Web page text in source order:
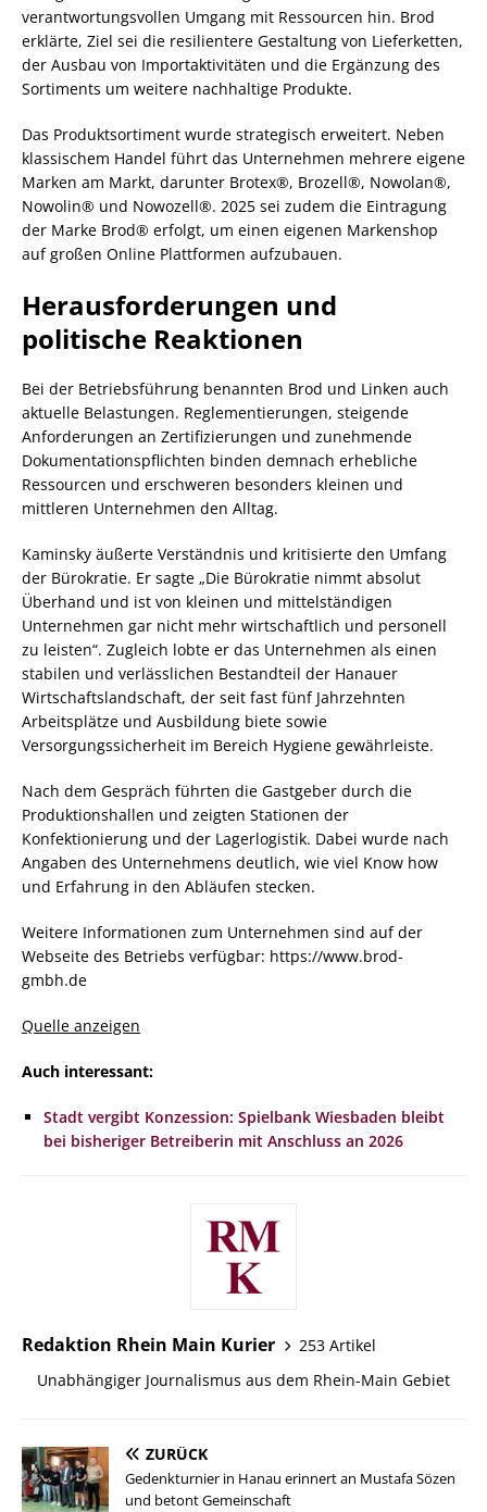
verantwortungsvollen Umgang mit Ressourcen hin. Brod
erklärte, Ziel sei die resilientere Gestaltung von Lieferketten,
der Ausbau von Importaktivitäten und die Ergänzung des
Sortiments um weitere nachhaltige Produkte.
Das Produktsortiment wurde strategisch erweitert. Neben
klassischem Handel führt das Unternehmen mehrere eigene
Marken am Markt, darunter Brotex®, Brozell®, Nowolan®,
Nowolin® und Nowozell®. 2025 sei zudem die Eintragung
der Marke Brod® erfolgt, um einen eigenen Markenshop
auf großen Online Plattformen aufzubauen.
Herausforderungen und
politische Reaktionen
Bei der Betriebsführung benannten Brod und Linken auch
aktuelle Belastungen. Reglementierungen, steigende
Anforderungen an Zertifizierungen und zunehmende
Dokumentationspflichten binden demnach erhebliche
Ressourcen und erschweren besonders kleinen und
mittleren Unternehmen den Alltag.
Kaminsky äußerte Verständnis und kritisierte den Umfang
der Bürokratie. Er sagte „Die Bürokratie nimmt absolut
Überhand und ist von kleinen und mittelständigen
Unternehmen gar nicht mehr wirtschaftlich und personell
zu leisten“. Zugleich lobte er das Unternehmen als einen
stabilen und verlässlichen Bestandteil der Hanauer
Wirtschaftslandschaft, der seit fast fünf Jahrzehnten
Arbeitsplätze und Ausbildung biete sowie
Versorgungssicherheit im Bereich Hygiene gewährleiste.
Nach dem Gespräch führten die Gastgeber durch die
Produktionshallen und zeigten Stationen der
Konfektionierung und der Lagerlogistik. Dabei wurde nach
Angaben des Unternehmens deutlich, wie viel Know how
und Erfahrung in den Abläufen stecken.
Weitere Informationen zum Unternehmen sind auf der
Webseite des Betriebs verfügbar: https://www.brod-
gmbh.de
Quelle anzeigen
Auch interessant:
Stadt vergibt Konzession: Spielbank Wiesbaden bleibt
bei bisheriger Betreiberin mit Anschluss an 2026
Redaktion Rhein Main Kurier
253 Artikel
Unabhängiger Journalismus aus dem Rhein-Main Gebiet
ZURÜCK
Gedenkturnier in Hanau erinnert an Mustafa Sözen
und betont Gemeinschaft